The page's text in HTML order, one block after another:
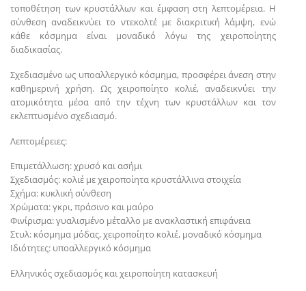
τοποθέτηση των κρυστάλλων και έμφαση στη λεπτομέρεια. Η
σύνθεση αναδεικνύει το ντεκολτέ με διακριτική λάμψη, ενώ
κάθε κόσμημα είναι μοναδικό λόγω της χειροποίητης
διαδικασίας.
Σχεδιασμένο ως υποαλλεργικό κόσμημα, προσφέρει άνεση στην
καθημερινή χρήση. Ως χειροποίητο κολιέ, αναδεικνύει την
ατομικότητα μέσα από την τέχνη των κρυστάλλων και τον
εκλεπτυσμένο σχεδιασμό.
Λεπτομέρειες:
Επιμετάλλωση: χρυσό και ασήμι
Σχεδιασμός: κολιέ με χειροποίητα κρυστάλλινα στοιχεία
Σχήμα: κυκλική σύνθεση
Χρώματα: γκρι, πράσινο και μαύρο
Φινίρισμα: γυαλισμένο μέταλλο με ανακλαστική επιφάνεια
Στυλ: κόσμημα μόδας, χειροποίητο κολιέ, μοναδικό κόσμημα
Ιδιότητες: υποαλλεργικό κόσμημα
Ελληνικός σχεδιασμός και χειροποίητη κατασκευή